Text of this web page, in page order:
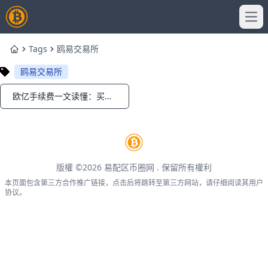
HomeTags
鸥易交易所
鸥易交易所
Notifications 欧亿手续费一文读懂：买币成本与提币费用最新全解析
版權 ©2026 易配区币圈网 . 保留所有權利
本页面包含第三方合作推广链接，点击后将跳转至第三方网站，请仔细阅读其用户
协议。